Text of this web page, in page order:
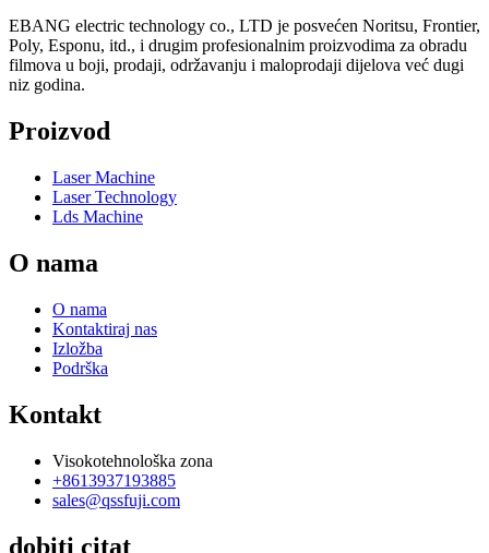
EBANG electric technology co., LTD je posvećen Noritsu, Frontier,
Poly, Esponu, itd., i drugim profesionalnim proizvodima za obradu
filmova u boji, prodaji, održavanju i maloprodaji dijelova već dugi
niz godina.
Proizvod
Laser Machine
Laser Technology
Lds Machine
O nama
O nama
Kontaktiraj nas
Izložba
Podrška
Kontakt
Visokotehnološka zona
+8613937193885
sales@qssfuji.com
dobiti citat